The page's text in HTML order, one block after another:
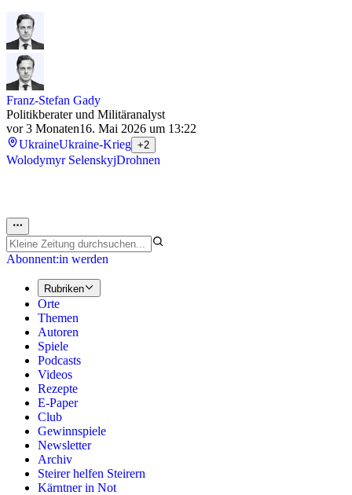
Franz-Stefan Gady
Politikberater und Militäranalyst
vor 3 Monaten16. Mai 2026 um 13:22
UkraineUkraine-Krieg +2
Wolodymyr SelenskyjDrohnen
Abonnent:in werden
Rubriken
Orte
Themen
Autoren
Spiele
Podcasts
Videos
Rezepte
E-Paper
Club
Gewinnspiele
Newsletter
Archiv
Steirer helfen Steirern
Kärntner in Not